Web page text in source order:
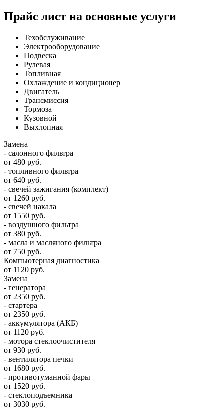
Прайс лист на основные услуги
Техобслуживание
Электрооборудование
Подвеска
Рулевая
Топливная
Охлаждение и кондиционер
Двигатель
Трансмиссия
Тормоза
Кузовной
Выхлопная
Замена
- салонного фильтра
от 480 руб.
- топливного фильтра
от 640 руб.
- свечей зажигания (комплект)
от 1260 руб.
- свечей накала
от 1550 руб.
- воздушного фильтра
от 380 руб.
- масла и масляного фильтра
от 750 руб.
Компьютерная диагностика
от 1120 руб.
Замена
- генератора
от 2350 руб.
- стартера
от 2350 руб.
- аккумулятора (АКБ)
от 1120 руб.
- мотора стеклоочистителя
от 930 руб.
- вентилятора печки
от 1680 руб.
- противотуманной фары
от 1520 руб.
- стеклоподъемника
от 3030 руб.